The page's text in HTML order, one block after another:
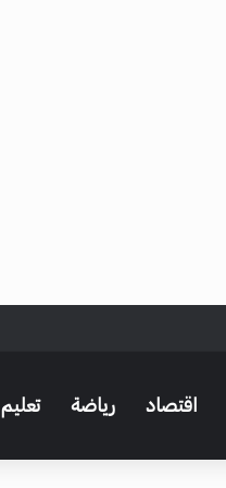
اقتصاد رياضة تعليم